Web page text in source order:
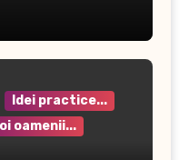
Idei practice...
oamenii...